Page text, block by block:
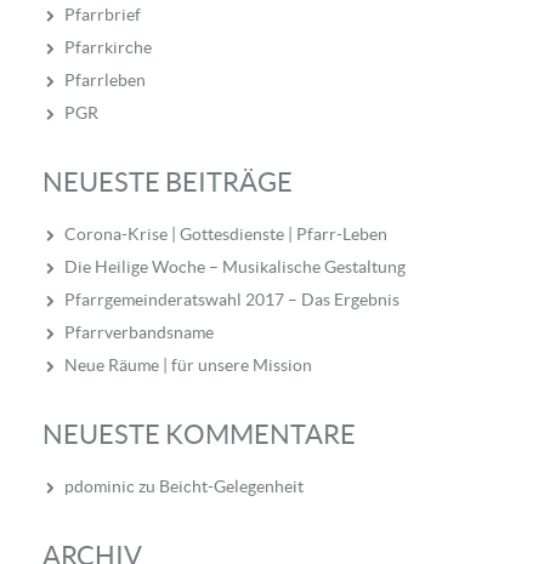
Pfarrbrief
Pfarrkirche
Pfarrleben
PGR
NEUESTE BEITRÄGE
Corona-Krise | Gottesdienste | Pfarr-Leben
Die Heilige Woche – Musikalische Gestaltung
Pfarrgemeinderatswahl 2017 – Das Ergebnis
Pfarrverbandsname
Neue Räume | für unsere Mission
NEUESTE KOMMENTARE
pdominic zu Beicht-Gelegenheit
ARCHIV